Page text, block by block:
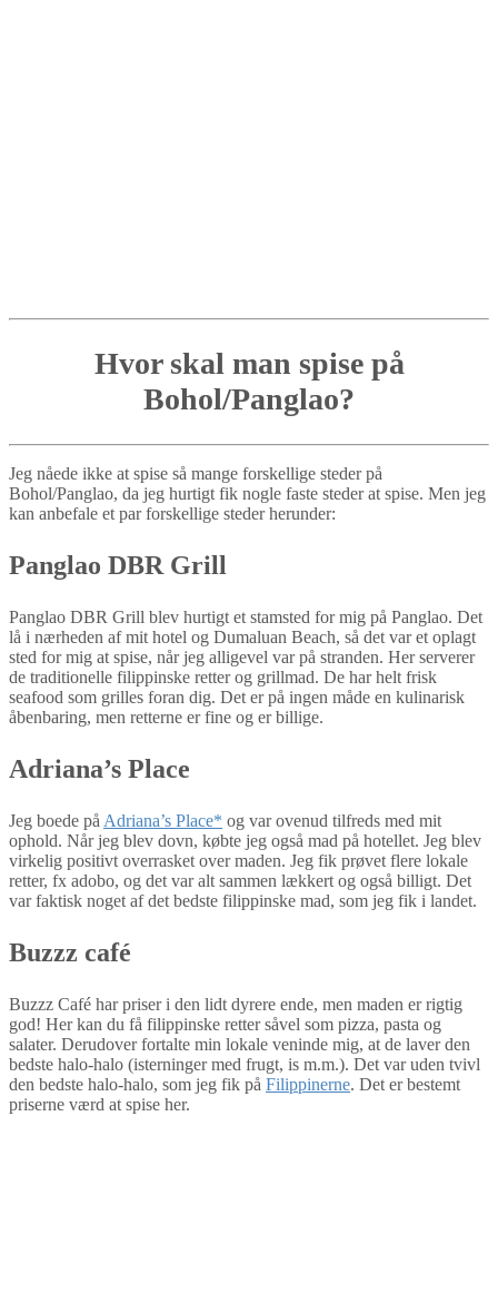
Hvor skal man spise på
Bohol/Panglao?
Jeg nåede ikke at spise så mange forskellige steder på
Bohol/Panglao, da jeg hurtigt fik nogle faste steder at spise. Men jeg
kan anbefale et par forskellige steder herunder:
Panglao DBR Grill
Panglao DBR Grill blev hurtigt et stamsted for mig på Panglao. Det
lå i nærheden af mit hotel og Dumaluan Beach, så det var et oplagt
sted for mig at spise, når jeg alligevel var på stranden. Her serverer
de traditionelle filippinske retter og grillmad. De har helt frisk
seafood som grilles foran dig. Det er på ingen måde en kulinarisk
åbenbaring, men retterne er fine og er billige.
Adriana’s Place
Jeg boede på Adriana’s Place* og var ovenud tilfreds med mit
ophold. Når jeg blev dovn, købte jeg også mad på hotellet. Jeg blev
virkelig positivt overrasket over maden. Jeg fik prøvet flere lokale
retter, fx adobo, og det var alt sammen lækkert og også billigt. Det
var faktisk noget af det bedste filippinske mad, som jeg fik i landet.
Buzzz café
Buzzz Café har priser i den lidt dyrere ende, men maden er rigtig
god! Her kan du få filippinske retter såvel som pizza, pasta og
salater. Derudover fortalte min lokale veninde mig, at de laver den
bedste halo-halo (isterninger med frugt, is m.m.). Det var uden tvivl
den bedste halo-halo, som jeg fik på Filippinerne. Det er bestemt
priserne værd at spise her.